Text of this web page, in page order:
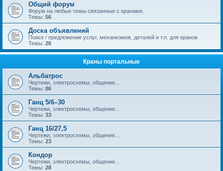
Общий форум
Форум на любые темы связанные с кранами.
Темы: 56
Доска объявлений
Поиск / предложение услуг, механизмов, деталей и т.п. для кранов
Темы: 26
Краны портальные
Альбатрос
Чертежи, электросхемы, общение...
Темы: 86
Ганц 5/6–30
Чертежи, электросхемы, общение...
Темы: 33
Ганц 16/27,5
Чертежи, электросхемы, общение...
Темы: 23
Кондор
Чертежи, электросхемы, общение...
Темы: 28